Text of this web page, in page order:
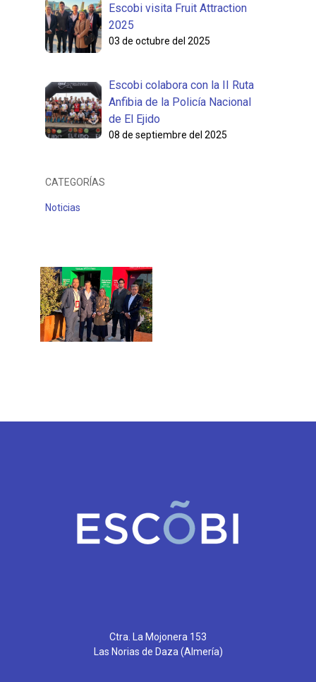
Escobi visita Fruit Attraction
2025
03 de octubre del 2025
Escobi colabora con la II Ruta
Anfibia de la Policía Nacional
de El Ejido
08 de septiembre del 2025
CATEGORÍAS
Noticias
Ctra. La Mojonera 153
Las Norias de Daza (Almería)